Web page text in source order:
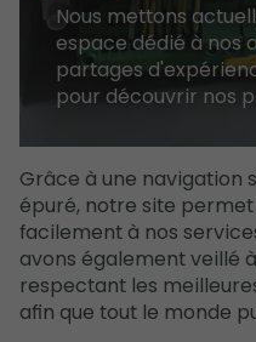
Nous mettons
espace dédié à nos
partages
pour découvrir nos
Grâce à une navigation
épuré, notre site
facilement à nos
avons également veillé
respectant les
afin que tout le monde